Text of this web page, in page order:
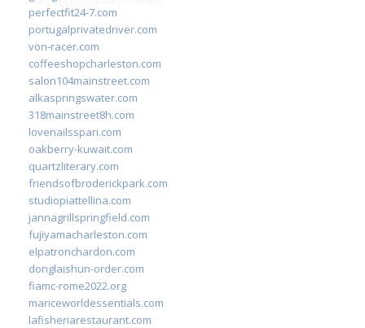
perfectfit24-7.com
portugalprivatedriver.com
von-racer.com
coffeeshopcharleston.com
salon104mainstreet.com
alkaspringswater.com
318mainstreet8h.com
lovenailsspari.com
oakberry-kuwait.com
quartzliterary.com
friendsofbroderickpark.com
studiopiattellina.com
jannagrillspringfield.com
fujiyamacharleston.com
elpatronchardon.com
donglaishun-order.com
fiamc-rome2022.org
mariceworldessentials.com
lafisheriarestaurant.com